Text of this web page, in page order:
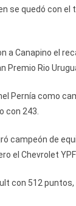
se quedó con el
a Canapino el
Premio Rio
Pernía como
con 243.
campeón de
el Chevrolet
con 512